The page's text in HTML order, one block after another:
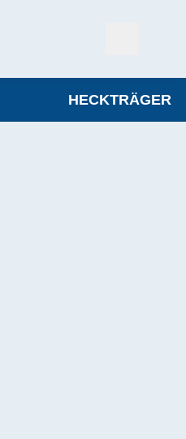
HECKTRÄGER